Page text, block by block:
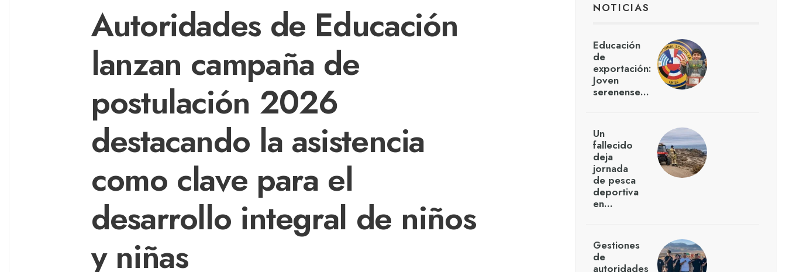
Autoridades de Educación
lanzan campaña de
postulación 2026
destacando la asistencia
como clave para el
desarrollo integral de niños
y niñas
NOTICIAS
Educación
de
exportación:
Joven
serenense…
Un
fallecido
deja
jornada
de pesca
deportiva
en…
Gestiones
de
autoridades